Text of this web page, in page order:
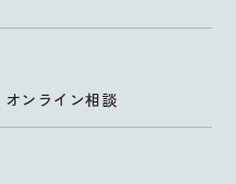
オンライン相談